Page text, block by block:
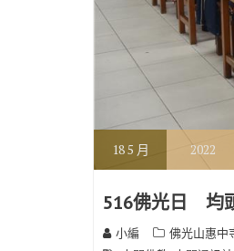
185 月 2022
516佛光日 均
小編 佛光山惠中